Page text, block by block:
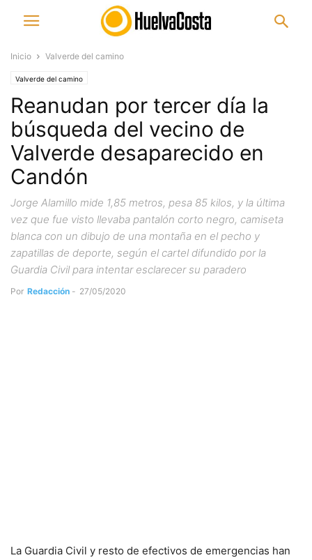
Inicio Valverde del camino
Valverde del camino
Reanudan por tercer día la
búsqueda del vecino de
Valverde desaparecido en
Candón
Jorge Alamillo mide 1,85 metros, pesa 85 kilos, y la última
vez que fue visto llevaba pantalón corto negro, camiseta
blanca con un dibujo de una montaña en el pecho y
zapatillas de deporte, según el cartel difundido por la
Guardia Civil para intentar esclarecer su paradero
Por Redacción - 27/05/2020
La Guardia Civil y resto de efectivos de emergencias han